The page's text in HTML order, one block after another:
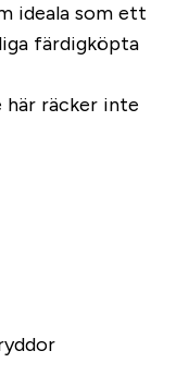
ideala som ett
färdigköpta
här räcker inte